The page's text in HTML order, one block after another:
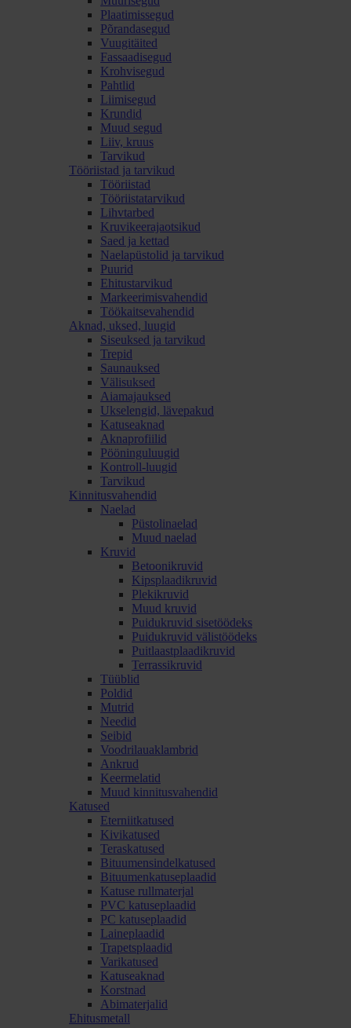
Plaatimissegud
Põrandasegud
Vuugitäited
Fassaadisegud
Krohvisegud
Pahtlid
Liimisegud
Krundid
Muud segud
Liiv, kruus
Tarvikud
Tööriistad ja tarvikud
Tööriistad
Tööriistatarvikud
Lihvtarbed
Kruvikeerajaotsikud
Saed ja kettad
Naelapüstolid ja tarvikud
Puurid
Ehitustarvikud
Markeerimisvahendid
Töökaitsevahendid
Aknad, uksed, luugid
Siseuksed ja tarvikud
Trepid
Saunauksed
Välisuksed
Aiamajauksed
Ukselengid, lävepakud
Katuseaknad
Aknaprofiilid
Pööninguluugid
Kontroll-luugid
Tarvikud
Kinnitusvahendid
Naelad
Püstolinaelad
Muud naelad
Kruvid
Betoonikruvid
Kipsplaadikruvid
Plekikruvid
Muud kruvid
Puidukruvid sisetöödeks
Puidukruvid välistöödeks
Puitlaastplaadikruvid
Terrassikruvid
Tüüblid
Poldid
Mutrid
Needid
Seibid
Voodrilauaklambrid
Ankrud
Keermelatid
Muud kinnitusvahendid
Katused
Eterniitkatused
Kivikatused
Teraskatused
Bituumensindelkatused
Bituumenkatuseplaadid
Katuse rullmaterjal
PVC katuseplaadid
PC katuseplaadid
Laineplaadid
Trapetsplaadid
Varikatused
Katuseaknad
Korstnad
Abimaterjalid
Ehitusmetall